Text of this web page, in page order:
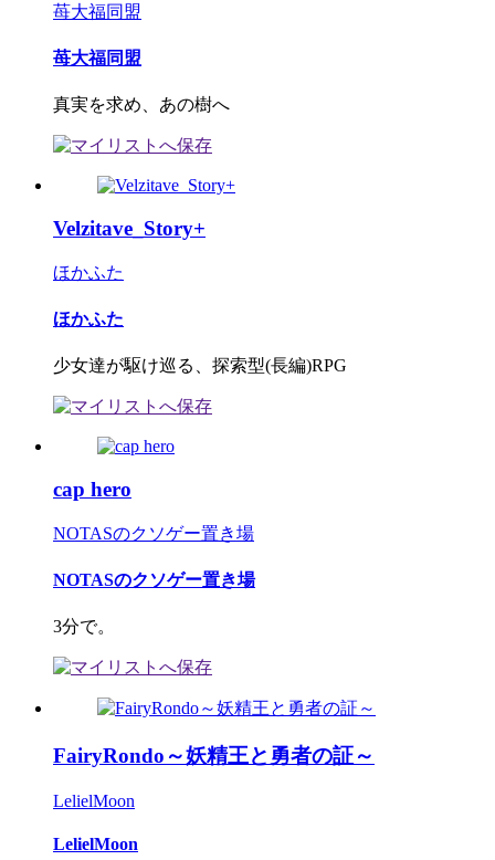
苺大福同盟
苺大福同盟
真実を求め、あの樹へ
Velzitave_Story+
ほかふた
ほかふた
少女達が駆け巡る、探索型(長編)RPG
cap hero
NOTASのクソゲー置き場
NOTASのクソゲー置き場
3分で。
FairyRondo～妖精王と勇者の証～
LelielMoon
LelielMoon